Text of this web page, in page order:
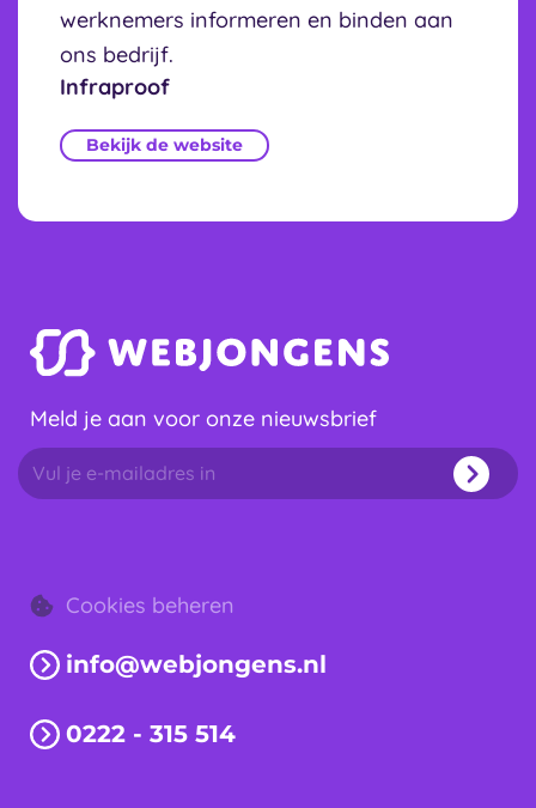
werknemers informeren en binden aan
ons bedrijf.
Infraproof
Bekijk de website
Meld je aan voor onze nieuwsbrief
Cookies beheren
info@webjongens.nl
0222 - 315 514